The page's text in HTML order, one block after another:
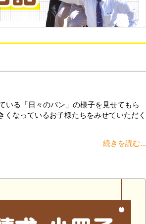
いる「日々のパン」の様子を見せてもら
なっているお子様たちをみせていただく
続きを読む...